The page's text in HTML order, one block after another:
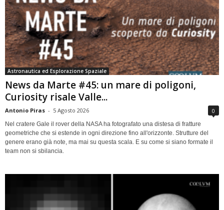
Astronautica ed Esplorazione Spaziale
News da Marte #45: un mare di poligoni,
Curiosity risale Valle...
Antonio Piras - 5 Agosto 2026 0
Nel cratere Gale il rover della NASA ha fotografato una distesa di fratture
geometriche che si estende in ogni direzione fino all'orizzonte. Strutture del
genere erano già note, ma mai su questa scala. E su come si siano formate il
team non si sbilancia.